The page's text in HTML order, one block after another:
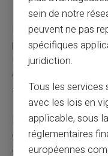
Enfant en
Le statut d'un enfant
particulier en ce qui
Puisque le service
engagement non
sur le droitaux
Pour le calcul des
considère
en service civique.
sein de notre
peuvent ne pas
spécifiques
juridiction.
Tous les
avec les lois en
applicable, sous
réglementaires
européennes